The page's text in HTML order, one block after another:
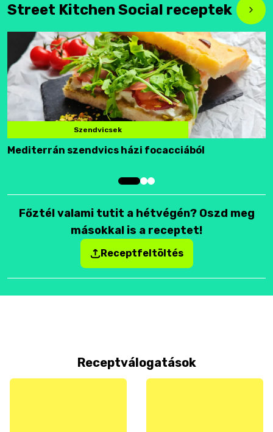
Street Kitchen Social receptek
Szendvicsek
Mediterrán szendvics házi focacciából
Főztél valami tutit a hétvégén? Oszd meg
másokkal is a receptet!
Receptfeltöltés
Receptválogatások